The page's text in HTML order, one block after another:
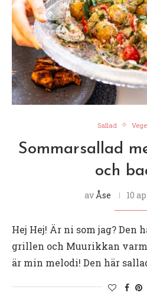
Sallad
Sommarsallad
och
av Åse 10
Hej Hej! Är ni som jag? Den
grillen och Muurikkan
är min melodi! Den här